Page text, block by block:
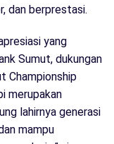
dan berprestasi.
yang
Sumut, dukungan
Championship
merupakan
lahirnya generasi
mampu